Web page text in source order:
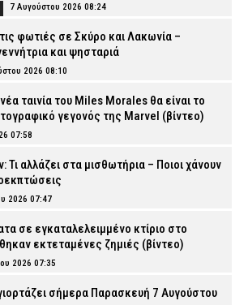
7 Αυγούστου 2026 08:24
φωτιές σε Σκύρο και Λακωνία –
και ψησταριά
2026 08:10
ταινία του Miles Morales θα είναι το
γεγονός της Marvel (βίντεο)
07:58
αλλάζει στα μισθωτήρια – Ποιοι χάνουν
2026 07:47
σε εγκαταλελειμμένο κτίριο στο
εκτεταμένες ζημιές (βίντεο)
2026 07:35
σήμερα Παρασκευή 7 Αυγούστου